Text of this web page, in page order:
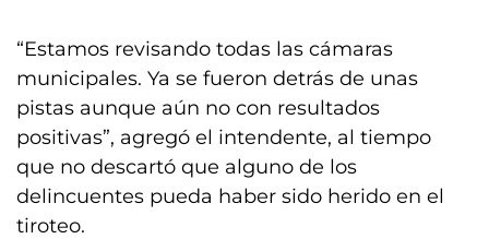
“Estamos revisando todas las cámaras
municipales. Ya se fueron detrás de unas
pistas aunque aún no con resultados
positivas”, agregó el intendente, al tiempo
que no descartó que alguno de los
delincuentes pueda haber sido herido en el
tiroteo.